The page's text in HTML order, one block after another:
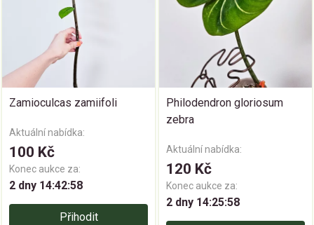
Zamioculcas zamiifoli
Aktuální nabídka:
100 Kč
Konec aukce za:
2 dny 14:42:58
Přihodit
Philodendron gloriosum
zebra
Aktuální nabídka:
120 Kč
Konec aukce za:
2 dny 14:25:58